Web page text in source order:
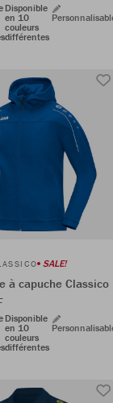
Disponible
en 10
couleurs
différentes
SALE!
à capuche Classico
Disponible
en 10
couleurs
différentes